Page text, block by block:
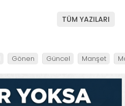
TÜM YAZILARI
Gönen Güncel Manşet